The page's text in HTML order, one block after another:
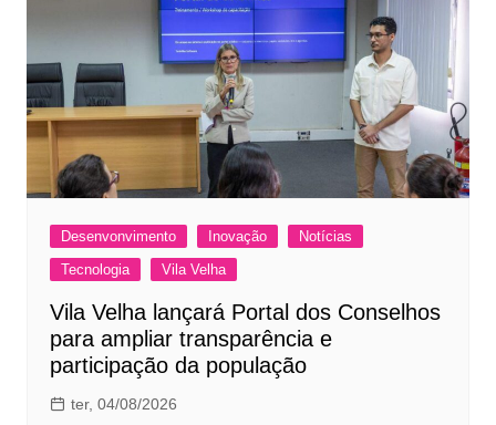
Desenvonvimento Inovação
Notícias
Tecnologia
Vila Velha
Vila Velha lançará Portal dos Conselhos
para ampliar transparência e
participação da população
ter, 04/08/2026